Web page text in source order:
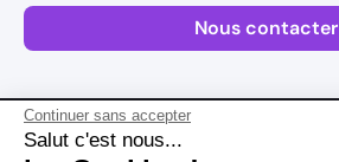
Continuer sans accepter
Salut c'est nous...
Nous contacter